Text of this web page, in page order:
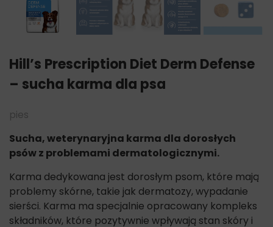
Hill’s Prescription Diet Derm Defense
– sucha karma dla psa
pies
Sucha, weterynaryjna karma dla dorosłych
psów z problemami dermatologicznymi.
Karma dedykowana jest dorosłym psom, które mają
problemy skórne, takie jak dermatozy, wypadanie
sierści. Karma ma specjalnie opracowany kompleks
składników, które pozytywnie wpływają stan skóry i